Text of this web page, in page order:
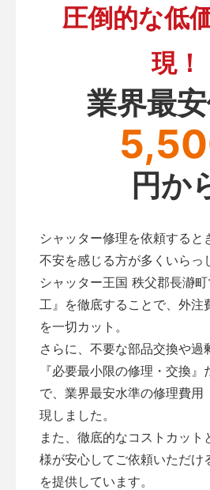
圧倒的な低
現！
業界最
円か
シャッター修理を依頼すると
不安を感じる方が多くいらっ
シャッター王国 秩父郡長瀞
工』を徹底することで、外注
を一切カット。
さらに、不要な部品交換や過
『必要最小限の修理・交換』
で、業界最安水準の修理費
現しました。
また、徹底的なコストカット
様が安心してご依頼いただけ
を提供しています。